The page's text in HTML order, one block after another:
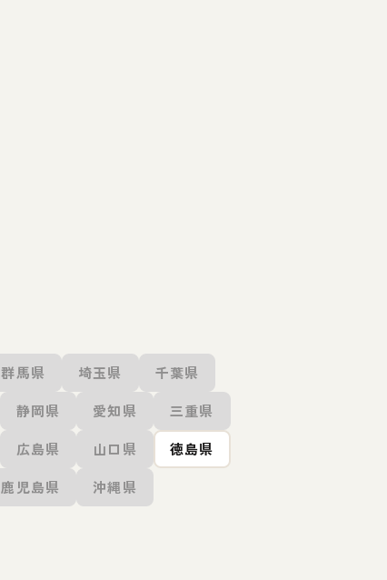
群馬県 埼玉県
千葉県
静岡県 愛知県
三重県
広島県 山口県
徳島県
鹿児島県 沖縄県